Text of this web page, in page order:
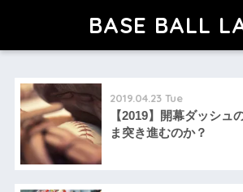
BASE BALL
2019.04.23 Tue
【2019】開幕ダッシュ
ま突き進むのか？